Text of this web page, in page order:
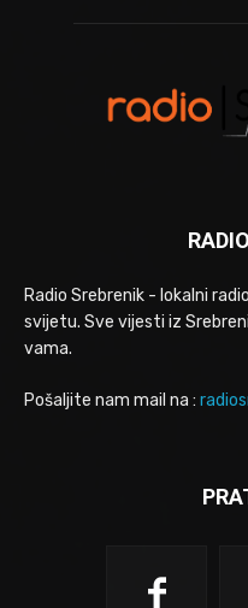
Radio Srebrenik - lokalni
svijetu. Sve vijesti iz
vama.
Pošaljite nam mail na :